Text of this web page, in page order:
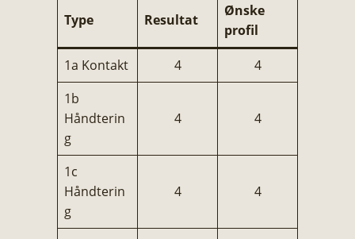
Type Resultat
Ønske
profil
1a Kontakt
4
4
1b
Håndterin
g
4 4
1c
Håndterin
g
4 4